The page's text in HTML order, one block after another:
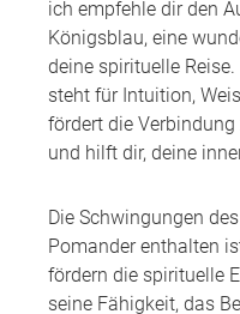
ich empfehle dir den
Königsblau, eine
deine spirituelle
steht für Intuition,
fördert die
und hilft dir, deine
Die Schwingungen
Pomander enthalten
fördern die spirituelle
seine Fähigkeit, das